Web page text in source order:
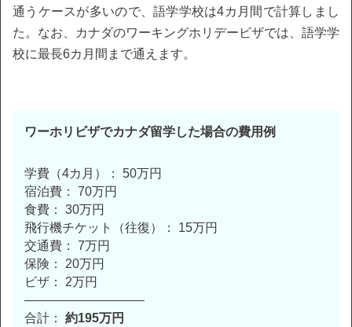
通うケースが多いので、語学学校は4カ月間で計算しまし
た。なお、カナダのワーキングホリデービザでは、語学学
校に最長6カ月間まで通えます。
ワーホリビザでカナダ留学した場合の費用例
学費（4カ月）： 50万円
宿泊費： 70万円
食費： 30万円
飛行機チケット（往復）： 15万円
交通費： 7万円
保険： 20万円
ビザ： 2万円
—————————–
合計： 約195万円